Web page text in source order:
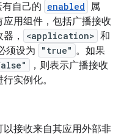
有自己的 enabled 属
用组件，包括广播接收
，
<application> 和
须设为 "true" 。如果
，则表示广播接收
实例化。
接收来自其应用外部非